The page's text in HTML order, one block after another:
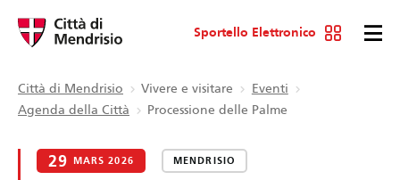
Sportello Elettronico
Città di Mendrisio Vivere e visitare
Eventi
Agenda della Città
Processione delle Palme
29 MARS 2026 MENDRISIO